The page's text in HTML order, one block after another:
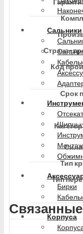
Сальники
Щипцы-
Бирки
Корпуса
Страна-
Код
Срок
Сила
Тип
Тип